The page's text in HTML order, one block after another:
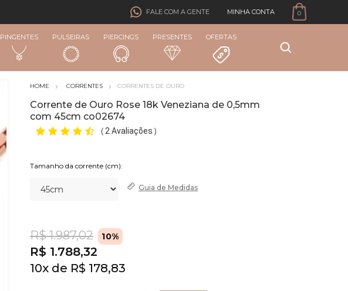
FALE COM A GENTE MINHA CONTA 0
PINGENTES PULSEIRAS PIERCINGS PRESENTES OFERTAS
CORRENTES CORRENTES DE OURO
Corrente de Ouro Rose 18k Veneziana de 0,5mm
com 45cm co02674
( 2 Avaliações )
Tamanho da corrente (cm):
Guia de Medidas
R$ 1.987,02 10%
R$ 1.788,32
10x R$ 178,83